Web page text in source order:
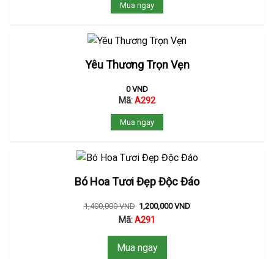
Mua ngay
Yêu Thương Trọn Vẹn
0VND
Mã:A292
Mua ngay
Bó Hoa Tươi Đẹp Độc Đáo
1,400,000VND 1,200,000VND
Mã:A291
Mua ngay